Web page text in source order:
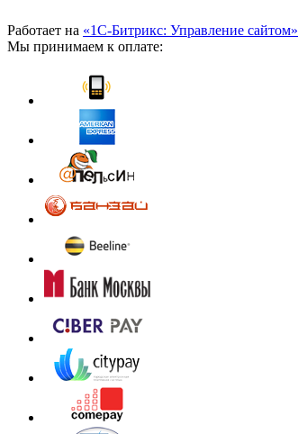
Работает на «1С-Битрикс: Управление сайтом»
Мы принимаем к оплате: